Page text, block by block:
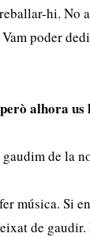
hi. No
poder
alhora us
de la
música. Si
de gaudir.